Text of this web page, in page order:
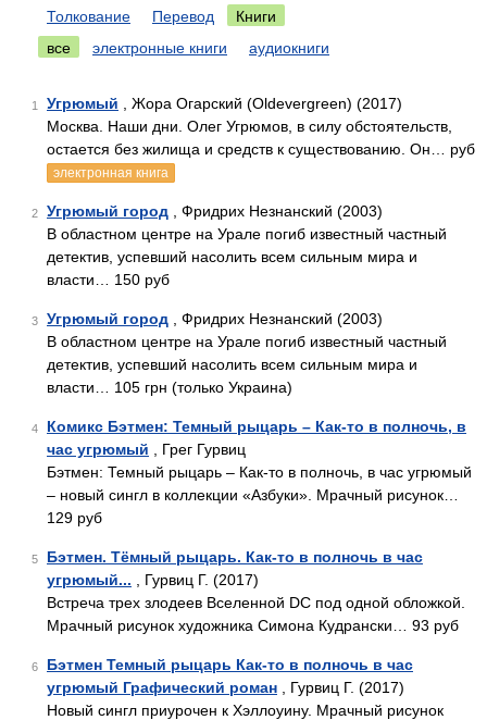
Толкование Перевод
Книги
все
электронные книги аудиокниги
1 Угрюмый , Жора Огарский (Oldevergreen) (2017)
Москва. Наши дни. Олег Угрюмов, в силу обстоятельств,
остается без жилища и средств к существованию. Он… руб
электронная книга
2 Угрюмый город , Фридрих Незнанский (2003)
В областном центре на Урале погиб известный частный
детектив, успевший насолить всем сильным мира и
власти… 150 руб
3 Угрюмый город , Фридрих Незнанский (2003)
В областном центре на Урале погиб известный частный
детектив, успевший насолить всем сильным мира и
власти… 105 грн (только Украина)
4
Комикс Бэтмен: Темный рыцарь – Как-то в полночь, в
час угрюмый , Грег Гурвиц
Бэтмен: Темный рыцарь – Как-то в полночь, в час угрюмый
– новый сингл в коллекции «Азбуки». Мрачный рисунок…
129 руб
5
Бэтмен. Тёмный рыцарь. Как-то в полночь в час
угрюмый... , Гурвиц Г. (2017)
Встреча трех злодеев Вселенной DC под одной обложкой.
Мрачный рисунок художника Симона Кудрански… 93 руб
6
Бэтмен Темный рыцарь Как-то в полночь в час
угрюмый Графический роман , Гурвиц Г. (2017)
Новый сингл приурочен к Хэллоуину. Мрачный рисунок